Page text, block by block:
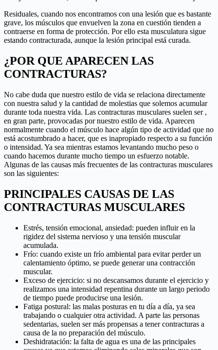
Residuales, cuando nos encontramos con una lesión que es bastante
grave, los músculos que envuelven la zona en cuestión tienden a
contraerse en forma de protección. Por ello esta musculatura sigue
estando contracturada, aunque la lesión principal está curada.
¿POR QUE APARECEN LAS
CONTRACTURAS?
No cabe duda que nuestro estilo de vida se relaciona directamente
con nuestra salud y la cantidad de molestias que solemos acumular
durante toda nuestra vida. Las contracturas musculares suelen ser ,
en gran parte, provocadas por nuestro estilo de vida. Aparecen
normalmente cuando el músculo hace algún tipo de actividad que no
está acostumbrado a hacer, que es inapropiado respecto a su función
o intensidad. Ya sea mientras estamos levantando mucho peso o
cuando hacemos durante mucho tiempo un esfuerzo notable.
Algunas de las causas más frecuentes de las contracturas musculares
son las siguientes:
PRINCIPALES CAUSAS DE LAS
CONTRACTURAS MUSCULARES
Estrés, tensión emocional, ansiedad: pueden influir en la
rigidez del sistema nervioso y una tensión muscular
acumulada.
Frío: cuando existe un frío ambiental para evitar perder un
calentamiento óptimo, se puede generar una contracción
muscular.
Exceso de ejercicio: si no descansamos durante el ejercicio y
realizamos una intensidad repentina durante un largo periodo
de tiempo puede producirse una lesión.
Fatiga postural: las malas posturas en tu día a día, ya sea
trabajando o cualquier otra actividad. A parte las personas
sedentarias, suelen ser más propensas a tener contracturas a
causa de la no preparación del músculo.
Deshidratación: la falta de agua es una de las principales